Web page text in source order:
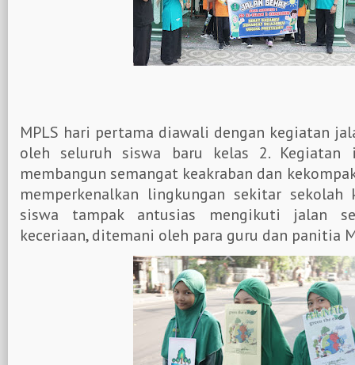
MPLS hari pertama diawali dengan kegiatan
oleh seluruh siswa baru kelas 2.
membangun semangat keakraban dan
memperkenalkan lingkungan sekitar sekolah
siswa tampak antusias mengikuti jalan
keceriaan, ditemani oleh para guru dan panitia